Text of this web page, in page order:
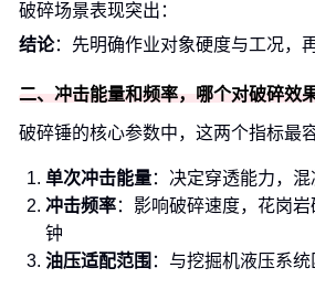
破碎场景表现突出：
结论：先明确作业对象硬度与工况，
二、冲击能量和频率，哪个对破碎效
破碎锤的核心参数中，这两个指标最
单次冲击能量：决定穿透能力，
冲击频率：影响破碎速度，花岗
钟
油压适配范围 ：与挖掘机液压系